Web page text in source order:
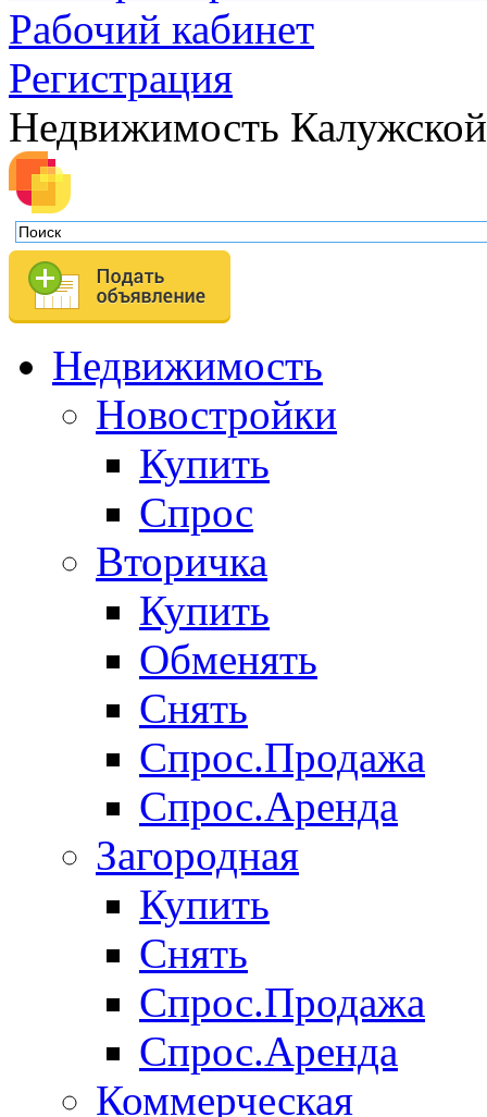
Рабочий кабинет
Регистрация
Недвижимость
Недвижимость
Новостройки
Купить
Спрос
Вторичка
Купить
Обменять
Снять
Спрос.Продажа
Спрос.Аренда
Загородная
Купить
Снять
Спрос.Продажа
Спрос.Аренда
Коммерческая